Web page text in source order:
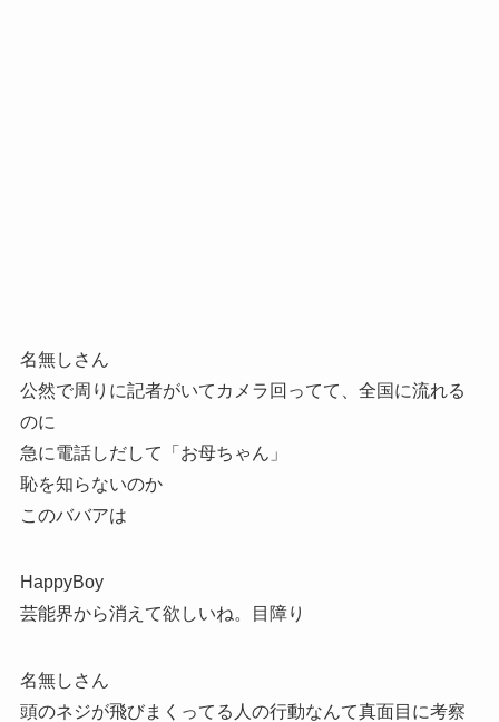
名無しさん
公然で周りに記者がいてカメラ回ってて、全国に流れる
のに
急に電話しだして「お母ちゃん」
恥を知らないのか
このババアは
HappyBoy
芸能界から消えて欲しいね。目障り
名無しさん
頭のネジが飛びまくってる人の行動なんて真面目に考察